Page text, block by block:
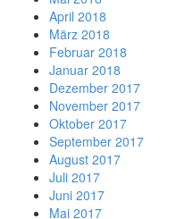
April 2018
März 2018
Februar 2018
Januar 2018
Dezember 2017
November 2017
Oktober 2017
September 2017
August 2017
Juli 2017
Juni 2017
Mai 2017